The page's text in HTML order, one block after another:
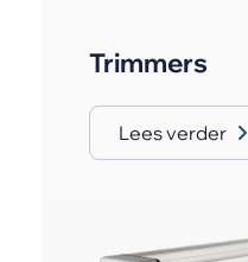
Trimmers
Lees verder